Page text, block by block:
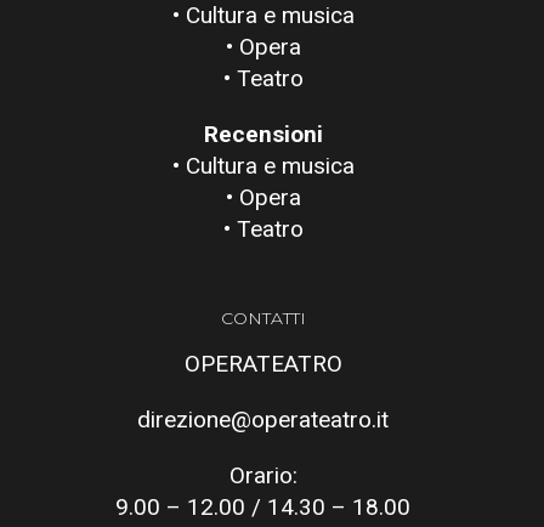
• Cultura e musica
• Opera
• Teatro
Recensioni
• Cultura e musica
• Opera
• Teatro
CONTATTI
OPERATEATRO
direzione@operateatro.it
Orario:
9.00 – 12.00 / 14.30 – 18.00